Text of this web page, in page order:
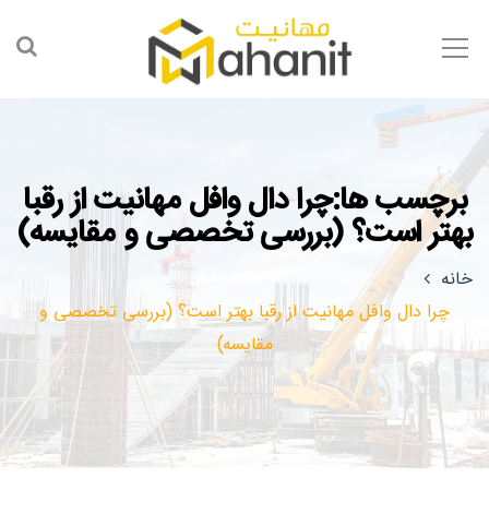
برچسب ها:چرا دال وافل مهانیت از رقبا
بهتر است؟ (بررسی تخصصی و مقایسه)
خانه
چرا دال وافل مهانیت از رقبا بهتر است؟ (بررسی تخصصی و
مقایسه)